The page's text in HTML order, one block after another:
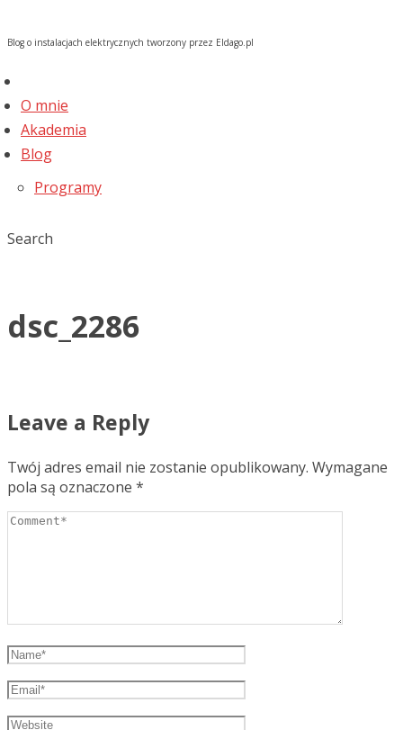
Blog o instalacjach elektrycznych tworzony przez Eldago.pl
O mnie
Akademia
Blog
Programy
Search
dsc_2286
Leave a Reply
Twój adres email nie zostanie opublikowany. Wymagane
pola są oznaczone *